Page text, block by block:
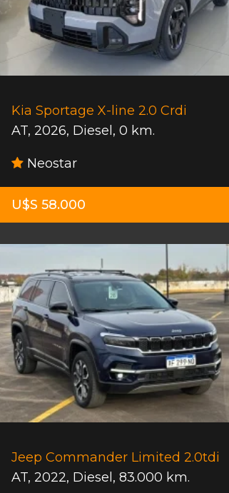
Kia Sportage X-line 2.0 Crdi
AT, 2026, Diesel , 0 km.
Neostar
U$S 58.000
Jeep Commander Limited 2.0tdi
AT, 2022, Diesel , 83.000 km.